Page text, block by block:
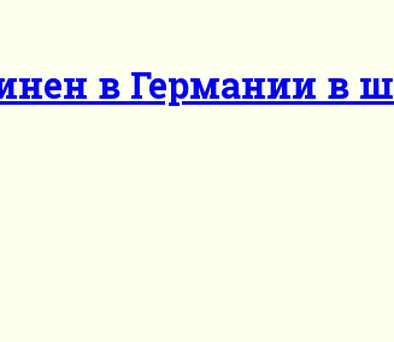
в Германии в